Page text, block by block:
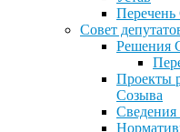
Перечень
Совет
Решения
Проекты
Созыва
Сведения